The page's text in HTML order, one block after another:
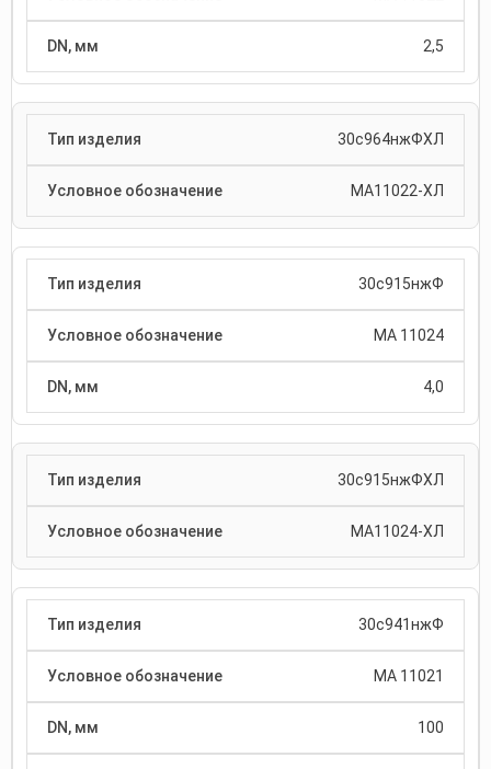
2,5
30с964нжФХЛ
МА11022-ХЛ
30с915нжФ
МА 11024
4,0
30с915нжФХЛ
МА11024-ХЛ
30с941нжФ
МА 11021
100